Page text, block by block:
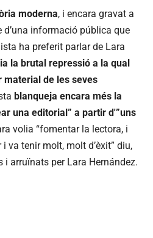
moderna, i encara gravat a
informació pública que
ha preferit parlar de Lara
la brutal repressió a la qual
material de les seves
blanqueja encara més la
una editorial” a partir d'”uns
volia “fomentar la lectora, i
va tenir molt, molt d’èxit” diu,
arruïnats per Lara Hernández.